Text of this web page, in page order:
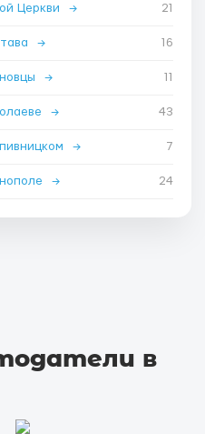
Церкви → 21
→ 16
→ 11
→ 43
→ 7
→ 24
в